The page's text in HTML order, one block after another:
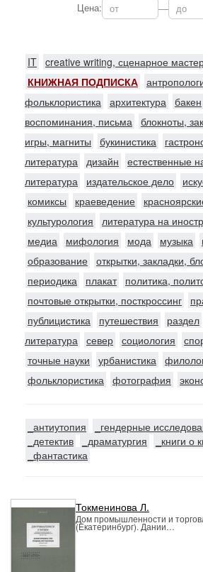
Цена:
—
IT creative writing, сценарное
КНИЖНАЯ ПОДПИСКА
фольклористика архитектура бакен
воспоминания, письма блокноты,
игры, магниты
букинистика
литература дизайн естественные
литература
издательское дело
комиксы
краеведение
культурология
литература на
медиа
мифология мода музыка
образование открытки, закладки,
периодика
плакат политика,
почтовые открытки, посткроссинг
публицистика
путешествия раздел
литература север социология
точные науки
урбанистика
фольклористика фотография
_антиутопия
_гендерные
_детектив
_драматургия _книги о
_фантастика
Токменинова Л.
Дом промышленности и
(Екатеринбург). Дании…